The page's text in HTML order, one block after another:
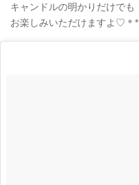
キャンドルの明かりだけでも
お楽しみいただけますよ♡＊*